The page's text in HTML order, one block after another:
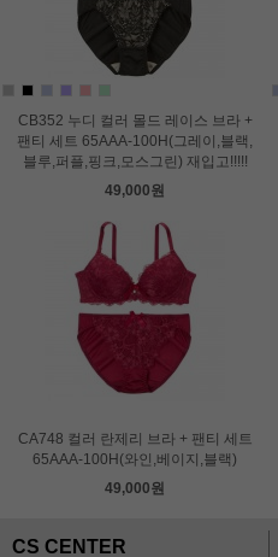
CB352 누디 컬러 몰드 레이스 브라 +
팬티 세트 65AAA-100H(그레이,블랙,
블루,퍼플,핑크,모스그린) 재입고!!!!!
49,000원
CA748 컬러 란제리 브라 + 팬티 세트
65AAA-100H(와인,베이지,블랙)
49,000원
CS CENTER